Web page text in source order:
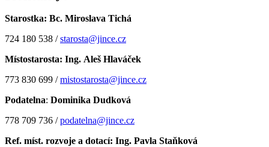
Starostka: Bc. Miroslava Tichá
724 180 538 /starosta@jince.cz
Místostarosta: Ing. Aleš Hlaváček
773 830 699 /mistostarosta@jince.cz
Podatelna: Dominika Dudková
778 709 736 /podatelna@jince.cz
Ref. míst. rozvoje a dotací: Ing. Pavla Staňková